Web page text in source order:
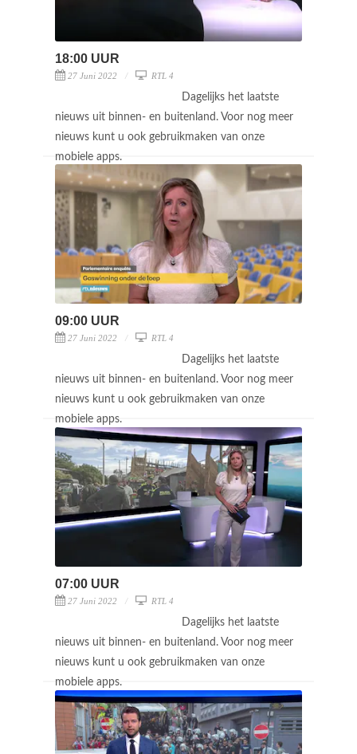
18:00 UUR
27 Juni 2022 RTL 4
Dagelijks het laatste
nieuws uit binnen- en buitenland. Voor nog meer
nieuws kunt u ook gebruikmaken van onze
mobiele apps.
09:00 UUR
27 Juni 2022 RTL 4
Dagelijks het laatste
nieuws uit binnen- en buitenland. Voor nog meer
nieuws kunt u ook gebruikmaken van onze
mobiele apps.
07:00 UUR
27 Juni 2022 RTL 4
Dagelijks het laatste
nieuws uit binnen- en buitenland. Voor nog meer
nieuws kunt u ook gebruikmaken van onze
mobiele apps.